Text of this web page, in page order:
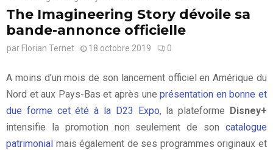
The Imagineering Story dévoile sa
bande-annonce officielle
par Florian Ternet 18 octobre 2019 0
A moins d’un mois de son lancement officiel en Amérique du
Nord et aux Pays-Bas et après uneprésentation en bonne et
due forme cet été à la D23 Expo, la plateforme Disney+
intensifie la promotion non seulement de son catalogue
patrimonial mais également de ses programmes originaux et